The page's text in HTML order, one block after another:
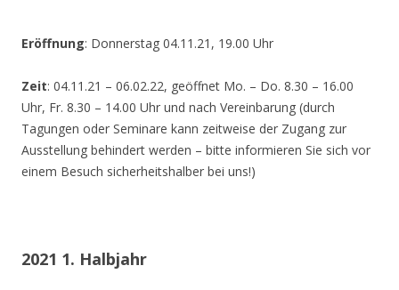
Eröffnung: Donnerstag 04.11.21, 19.00 Uhr
Zeit: 04.11.21 – 06.02.22, geöffnet Mo. – Do. 8.30 – 16.00
Uhr, Fr. 8.30 – 14.00 Uhr und nach Vereinbarung (durch
Tagungen oder Seminare kann zeitweise der Zugang zur
Ausstellung behindert werden – bitte informieren Sie sich vor
einem Besuch sicherheitshalber bei uns!)
2021 1. Halbjahr